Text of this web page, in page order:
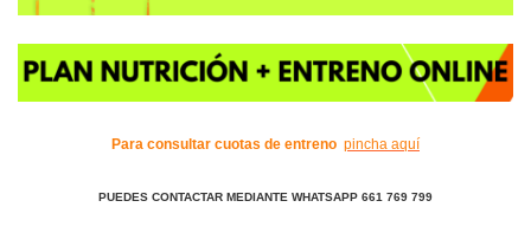
Para consultar cuotas de entreno pincha aquí
PUEDES CONTACTAR MEDIANTE WHATSAPP 661 769 799